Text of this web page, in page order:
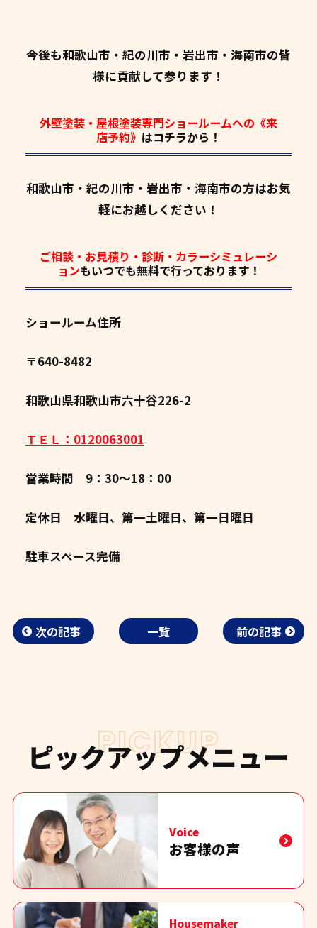
今後も和歌山市・紀の川市・岩出市・海南市の皆
様に貢献して参ります！
外壁塗装・屋根塗装専門ショールームへの《来
店予約》 はコチラから！
和歌山市・紀の川市・岩出市・海南市の方はお気
軽にお越しください！
ご相談・お見積り・診断・カラーシミュレーシ
ョンもいつでも無料で行っております！
ショールーム住所
〒640-8482
和歌山県和歌山市六十谷226-2
ＴＥＬ：0120063001
営業時間 9：30～18：00
定休日 水曜日、第一土曜日、第一日曜日
駐車スペース完備
次の記事 一覧 前の記事
PICKUP
ピックアップメニュー
Voice
お客様の声
Housemaker